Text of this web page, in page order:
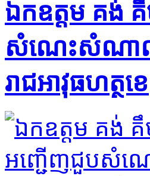
ឯកឧត្តម គង់
សំណេះសំណាល
រាជអាវុធហត្ថខេ